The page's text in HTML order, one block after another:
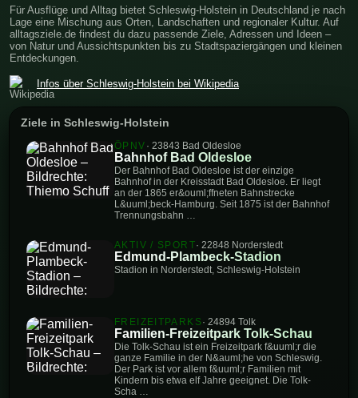
Für Ausflüge und Alltag bietet Schleswig-Holstein in Deutschland je nach
Lage eine Mischung aus Orten, Landschaften und regionaler Kultur. Auf
alltagsziele.de findest du dazu passende Ziele, Adressen und Ideen –
von Natur und Aussichtspunkten bis zu Stadtspaziergängen und kleinen
Entdeckungen.
Infos über Schleswig-Holstein bei Wikipedia
Ziele in Schleswig-Holstein
ÖPNV · 23843 Bad Oldesloe
Bahnhof Bad Oldesloe
Der Bahnhof Bad Oldesloe ist der einzige
Bahnhof in der Kreisstadt Bad Oldesloe. Er liegt
an der 1865 er&ouml;ffneten Bahnstrecke
L&uuml;beck-Hamburg. Seit 1875 ist der Bahnhof
Trennungsbahn …
AKTIV / SPORT· 22848 Norderstedt
Edmund-Plambeck-Stadion
Stadion in Norderstedt, Schleswig-Holstein
FREIZEITPARKS· 24894 Tolk
Familien-Freizeitpark Tolk-Schau
Die Tolk-Schau ist ein Freizeitpark f&uuml;r die
ganze Familie in der N&auml;he von Schleswig.
Der Park ist vor allem f&uuml;r Familien mit
Kindern bis etwa elf Jahre geeignet. Die Tolk-
Scha …